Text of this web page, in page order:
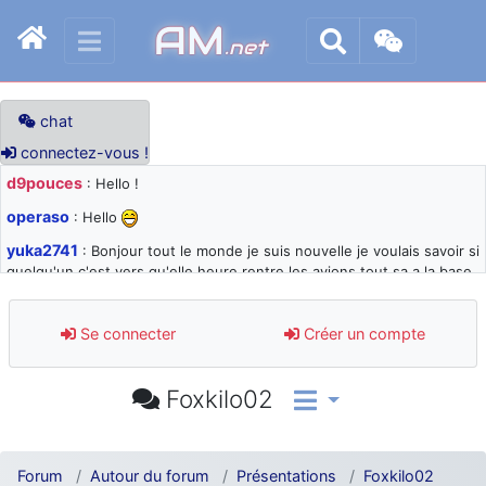
AM.net
chat
connectez-vous !
d9pouces : Hello !
operaso : Hello
yuka2741 : Bonjour tout le monde je suis nouvelle je voulais savoir si
quelqu'un c'est vers qu'elle heure rentre les avions tout sa a la base
d9pouces: désolé pour les quelques blocages du site ces derniers
jours : je teste des méthodes contre le spam et les bots trop nocifs
: Super, la nouvelle bannière
d9pouces: je suis un avion@,._,+ > lesquels ? je ne suis pas sûr de
comprendre
Se connecter Créer un compte
Foxkilo02
Forum Autour du forum Présentations Foxkilo02